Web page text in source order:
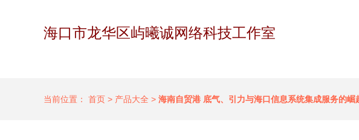
海口市龙华区屿曦诚网络科技工作室
当前位置： 首页 > 产品大全 > 海南自贸港 底气、引力与海口信息系统集成服务的崛